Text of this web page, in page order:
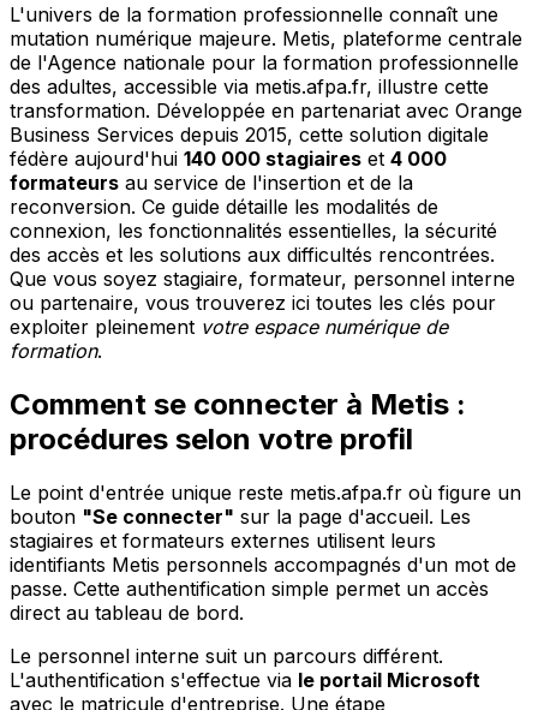
L'univers de la formation professionnelle connaît une
mutation numérique majeure. Metis, plateforme centrale
de l'Agence nationale pour la formation professionnelle
des adultes, accessible via metis.afpa.fr, illustre cette
transformation. Développée en partenariat avec Orange
Business Services depuis 2015, cette solution digitale
fédère aujourd'hui 140 000 stagiaires et 4 000
formateurs au service de l'insertion et de la
reconversion. Ce guide détaille les modalités de
connexion, les fonctionnalités essentielles, la sécurité
des accès et les solutions aux difficultés rencontrées.
Que vous soyez stagiaire, formateur, personnel interne
ou partenaire, vous trouverez ici toutes les clés pour
exploiter pleinement votre espace numérique de
formation.
Comment se connecter à Metis :
procédures selon votre profil
Le point d'entrée unique reste metis.afpa.fr où figure un
bouton "Se connecter" sur la page d'accueil. Les
stagiaires et formateurs externes utilisent leurs
identifiants Metis personnels accompagnés d'un mot de
passe. Cette authentification simple permet un accès
direct au tableau de bord.
Le personnel interne suit un parcours différent.
L'authentification s'effectue via le portail Microsoft
avec le matricule d'entreprise. Une étape